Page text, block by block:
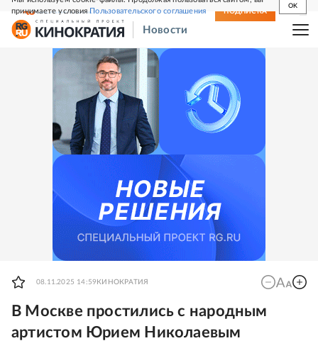
принимаете условияПользовательского соглашения
OK
СВЕЖИЙ НОМЕР ПОДПИСКА
Новости
08.11.2025 14:59 КИНОКРАТИЯ
В Москве простились с народным
артистом Юрием Николаевым